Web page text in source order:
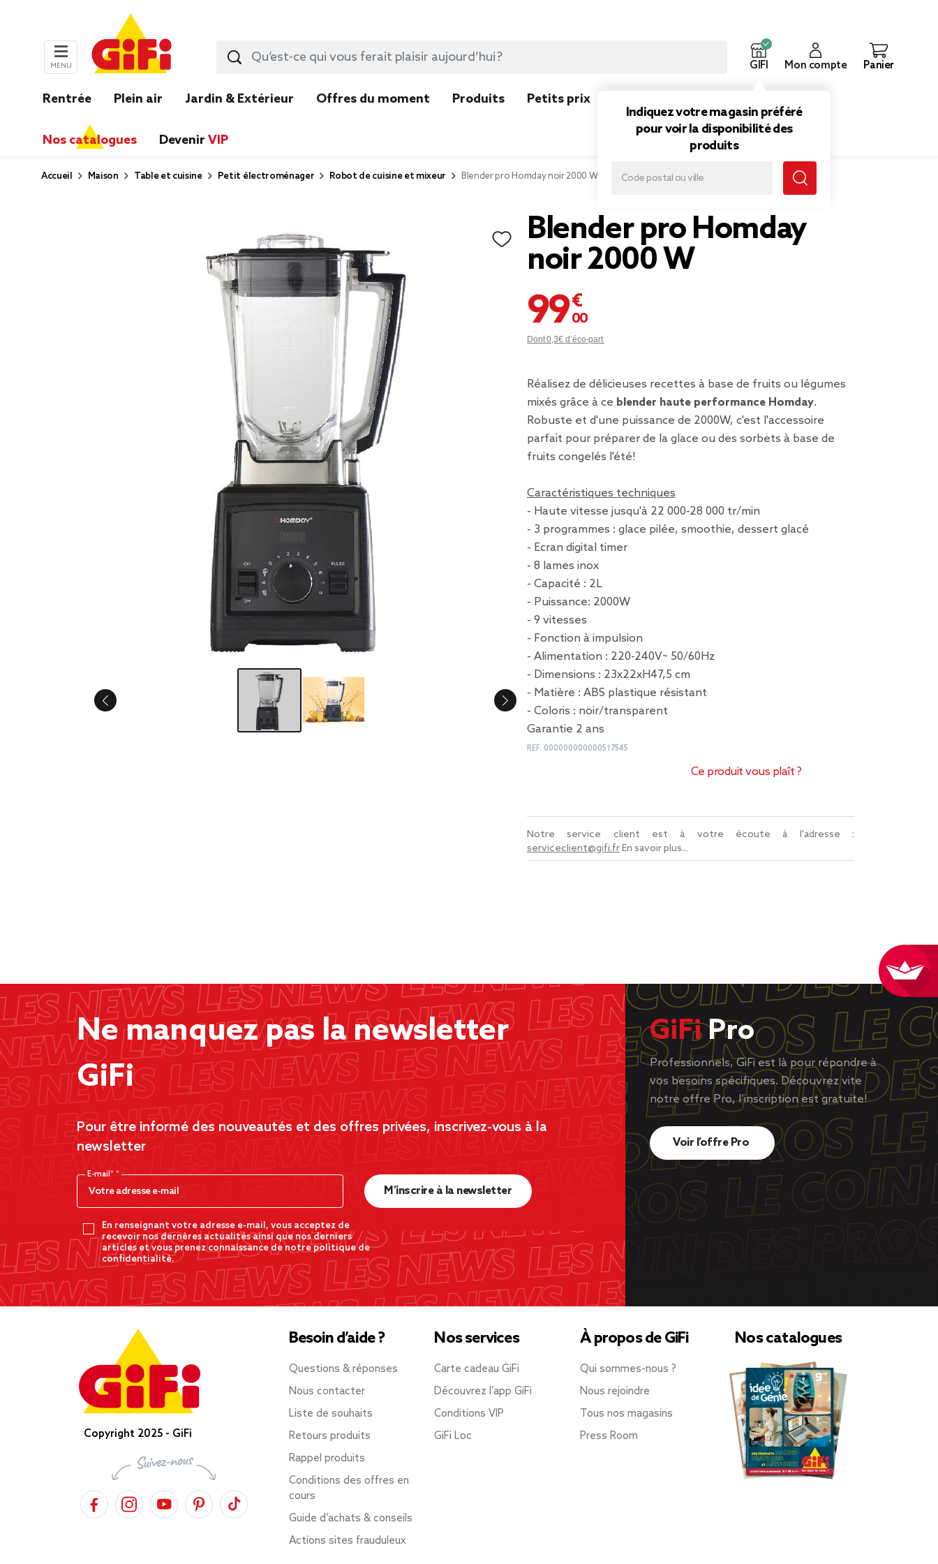
MENU GIFI
Indiquez votre magasin préféré
pour voir la disponibilité des
produits
Mon compte Panier
Rentrée Plein air Jardin & Extérieur Offres du moment Produits Petits prix
Nos catalogues Devenir VIP
Accueil Maison Table et cuisine Petit électroménager Robot de cuisine et mixeur Blender pro Homday noir 2000 W
Blender pro Homday
noir 2000 W
99,00 €
Dont 0,3€ d’éco-part
Réalisez de délicieuses recettes à base de fruits ou légumes
mixés grâce à ce blender haute performance Homday.
Robuste et d'une puissance de 2000W, c'est l'accessoire
parfait pour préparer de la glace ou des sorbets à base de
fruits congelés l'été!
Caractéristiques techniques
- Haute vitesse jusqu'à 22 000-28 000 tr/min
- 3 programmes : glace pilée, smoothie, dessert glacé
- Ecran digital timer
- 8 lames inox
- Capacité : 2L
- Puissance: 2000W
- 9 vitesses
- Fonction à impulsion
- Alimentation : 220-240V~ 50/60Hz
- Dimensions : 23x22xH47,5 cm
- Matière : ABS plastique résistant
- Coloris : noir/transparent
Garantie 2 ans
REF. 000000000000517545
Ce produit vous plaît ?
Notre service client est à votre écoute à l'adresse :
serviceclient@gifi.frEn savoir plus...
Ne manquez pas la newsletter
GiFi
Pour être informé des nouveautés et des offres privées, inscrivez-vous à la
newsletter
E-mail*
En renseignant votre adresse e-mail, vous acceptez de
recevoir nos dernères actualités ainsi que nos derniers
articles et vous prenez connaissance de notre politique de
confidentialité.
M’inscrire à la newsletter
GiFiPro
Professionnels, GiFi est là pour répondre à
vos besoins spécifiques. Découvrez vite
notre offre Pro, l’inscription est gratuite!
Voir l’offre Pro
Copyright 2025 - GiFi
Besoin d’aide ?
Questions & réponses
Nous contacter
Liste de souhaits
Retours produits
Rappel produits
Conditions des offres en
cours
Guide d’achats & conseils
Actions sites frauduleux
Nos services
Carte cadeau GiFi
Découvrez l’app GiFi
Conditions VIP
GiFi Loc
À propos de GiFi
Qui sommes-nous ?
Nous rejoindre
Tous nos magasins
Press Room
Nos catalogues